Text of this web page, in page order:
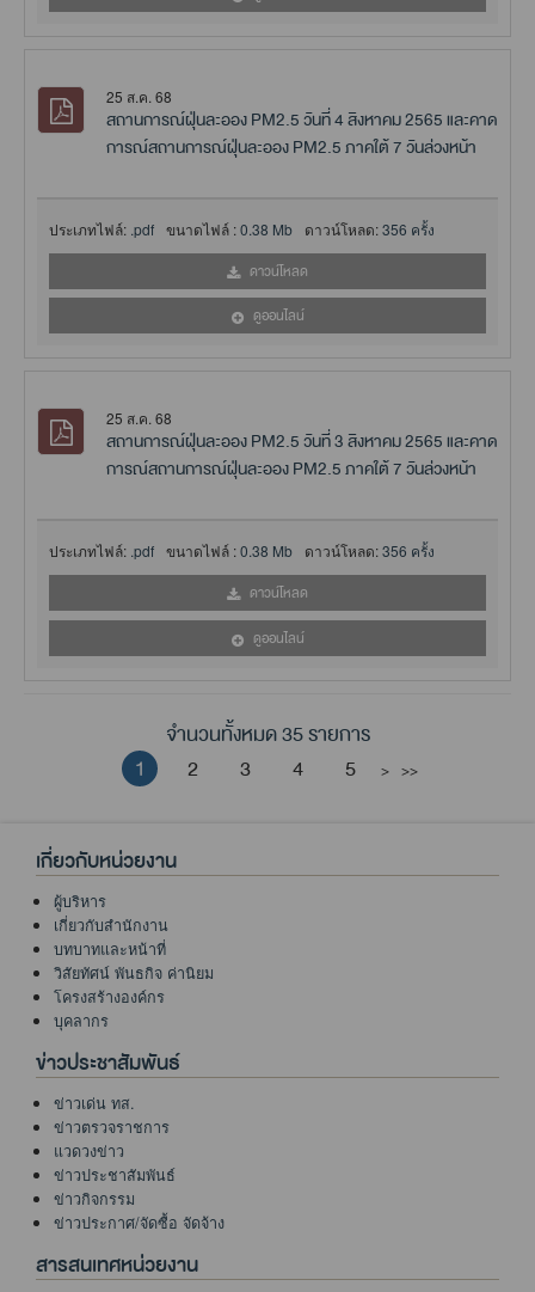
25 ส.ค. 68
สถานการณ์ฝุ่นละออง PM2.5 วันที่ 4 สิงหาคม 2565 และคาด
การณ์สถานการณ์ฝุ่นละออง PM2.5 ภาคใต้ 7 วันล่วงหน้า
ประเภทไฟล์: .pdf ขนาดไฟล์ :0.38 Mb ดาวน์โหลด:356 ครั้ง
ดาวน์โหลด
ดูออนไลน์
25 ส.ค. 68
สถานการณ์ฝุ่นละออง PM2.5 วันที่ 3 สิงหาคม 2565 และคาด
การณ์สถานการณ์ฝุ่นละออง PM2.5 ภาคใต้ 7 วันล่วงหน้า
ประเภทไฟล์: .pdf ขนาดไฟล์ :0.38 Mb ดาวน์โหลด:356 ครั้ง
ดาวน์โหลด
ดูออนไลน์
จำนวนทั้งหมด 35 รายการ
1
2 3 4 5 > >>
เกี่ยวกับหน่วยงาน
ผู้บริหาร
เกี่ยวกับสำนักงาน
บทบาทและหน้าที่
วิสัยทัศน์ พันธกิจ ค่านิยม
โครงสร้างองค์กร
บุคลากร
ข่าวประชาสัมพันธ์
ข่าวเด่น ทส.
ข่าวตรวจราชการ
แวดวงข่าว
ข่าวประชาสัมพันธ์
ข่าวกิจกรรม
ข่าวประกาศ/จัดซื้อ จัดจ้าง
สารสนเทศหน่วยงาน